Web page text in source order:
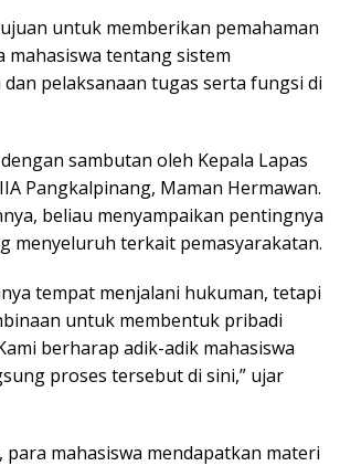
untuk memberikan pemahaman
mahasiswa tentang sistem
pelaksanaan tugas serta fungsi di
sambutan oleh Kepala Lapas
Pangkalpinang, Maman Hermawan.
beliau menyampaikan pentingnya
menyeluruh terkait pemasyarakatan.
tempat menjalani hukuman, tetapi
untuk membentuk pribadi
berharap adik-adik mahasiswa
proses tersebut di sini,” ujar
para mahasiswa mendapatkan materi